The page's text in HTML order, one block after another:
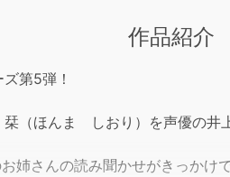
作品紹介
第5弾！
（ほんま しおり）を声優の井
姉さんの読み聞かせがきっかけ